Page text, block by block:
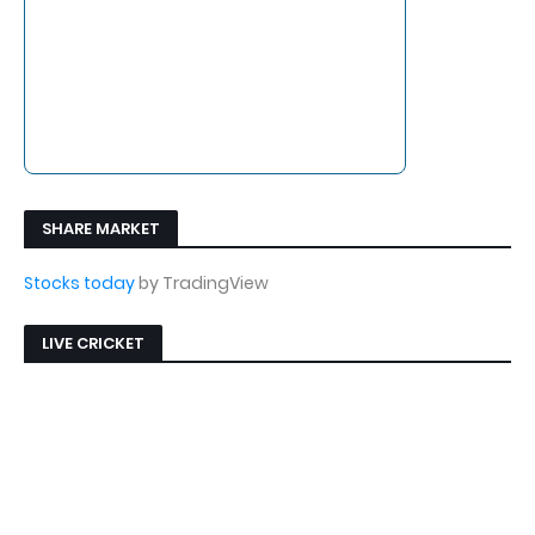
SHARE MARKET
Stocks todayby TradingView
LIVE CRICKET